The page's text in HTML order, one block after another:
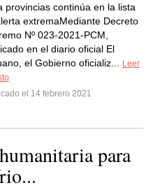
provincias continúa en la lista
extremaMediante Decreto
Nº 023-2021-PCM,
en el diario oficial El
el Gobierno oficializ...
Leer
el 14 febrero 2021
para